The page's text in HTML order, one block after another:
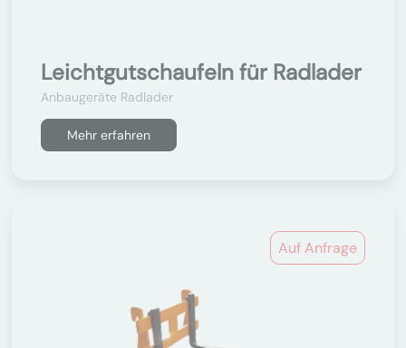
Leichtgutschaufeln für Radlader
Anbaugeräte Radlader
Mehr erfahren
Auf Anfrage